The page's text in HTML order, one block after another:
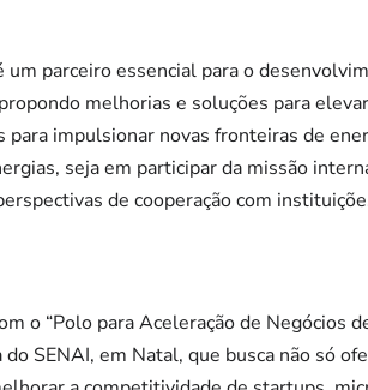
um parceiro essencial para o
melhorias e soluções para
para impulsionar novas fronteiras de
seja em participar da missão
de cooperação com
o “Polo para Aceleração de Negócios
do SENAI, em Natal, que busca não só